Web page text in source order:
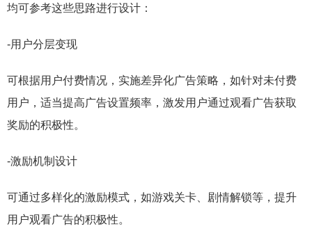
均可参考这些思路进行设计：
-用户分层变现
可根据用户付费情况，实施差异化广告策略，如针对未付费
用户，适当提高广告设置频率，激发用户通过观看广告获取
奖励的积极性。
-激励机制设计
可通过多样化的激励模式，如游戏关卡、剧情解锁等，提升
用户观看广告的积极性。